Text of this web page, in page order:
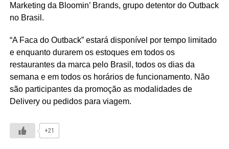
Marketing da Bloomin’ Brands, grupo detentor do Outback
no Brasil.
“A Faca do Outback” estará disponível por tempo limitado
e enquanto durarem os estoques em todos os
restaurantes da marca pelo Brasil, todos os dias da
semana e em todos os horários de funcionamento. Não
são participantes da promoção as modalidades de
Delivery ou pedidos para viagem.
+21